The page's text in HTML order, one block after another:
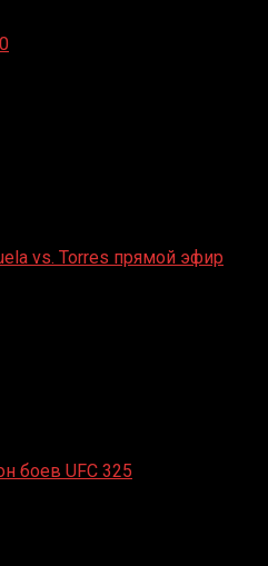
vs. Torres прямой эфир
боев UFC 325